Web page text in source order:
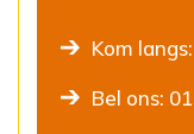
Kom
Bel ons: